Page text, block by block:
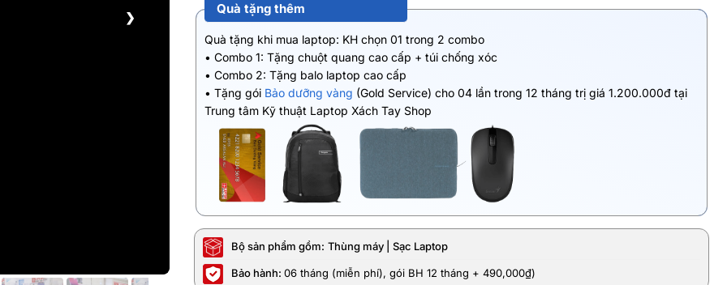
❯
Quà tặng thêm
Quà tặng khi mua laptop: KH chọn 01 trong 2 combo
• Combo 1: Tặng chuột quang cao cấp + túi chống xóc
• Combo 2: Tặng balo laptop cao cấp
• Tặng gói Bảo dưỡng vàng (Gold Service) cho 04 lần trong 12 tháng trị giá 1.200.000đ tại
Trung tâm Kỹ thuật Laptop Xách Tay Shop
Bộ sản phẩm gồm: Thùng máy | Sạc Laptop
Bảo hành: 06 tháng (miễn phí), gói BH 12 tháng + 490,000₫)